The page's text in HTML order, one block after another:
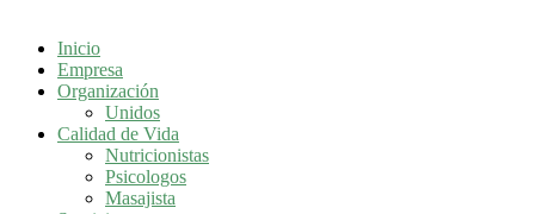
Inicio
Empresa
Organización
Unidos
Calidad de Vida
Nutricionistas
Psicologos
Masajista